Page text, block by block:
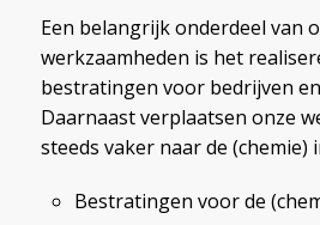
Een belangrijk onderdeel van
werkzaamheden is het
bestratingen voor bedrijven
Daarnaast verplaatsen onze
steeds vaker naar de (chemie)
Bestratingen voor de